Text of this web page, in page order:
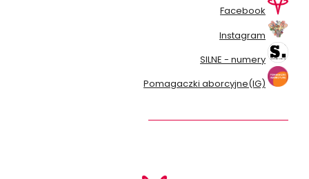
Facebook
Instagram
SILNE - numery
Pomagaczki aborcyjne(IG)